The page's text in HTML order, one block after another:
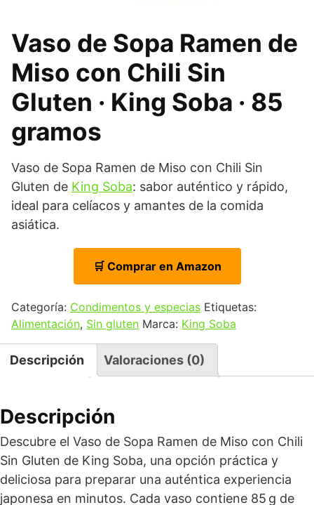
Vaso de Sopa Ramen de
Miso con Chili Sin
Gluten · King Soba · 85
gramos
Vaso de Sopa Ramen de Miso con Chili Sin
Gluten de King Soba: sabor auténtico y rápido,
ideal para celíacos y amantes de la comida
asiática.
🛒 Comprar en Amazon
Categoría: Condimentos y especias Etiquetas:
Alimentación, Sin gluten Marca: King Soba
Descripción Valoraciones (0)
Descripción
Descubre el Vaso de Sopa Ramen de Miso con Chili
Sin Gluten de King Soba, una opción práctica y
deliciosa para preparar una auténtica experiencia
japonesa en minutos. Cada vaso contiene 85 g de